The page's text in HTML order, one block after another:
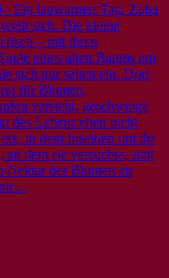
- Ein lauwarmer Tag. Zoba
sich. Die kleine
– mit ihren
eines alten Baums am
sich nur selten ein. Dort
für Blumen,
versteht, geschweige
des Lebens eben nicht
in dem Insekten um ihr
an dem sie versuchte, statt
Nektar der Blumen zu